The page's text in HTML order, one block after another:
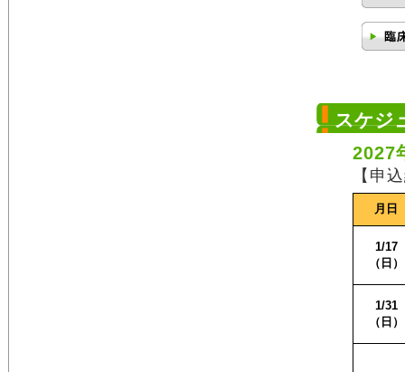
スケジ
【申
月日
1/17
（日）
1/31
（日）